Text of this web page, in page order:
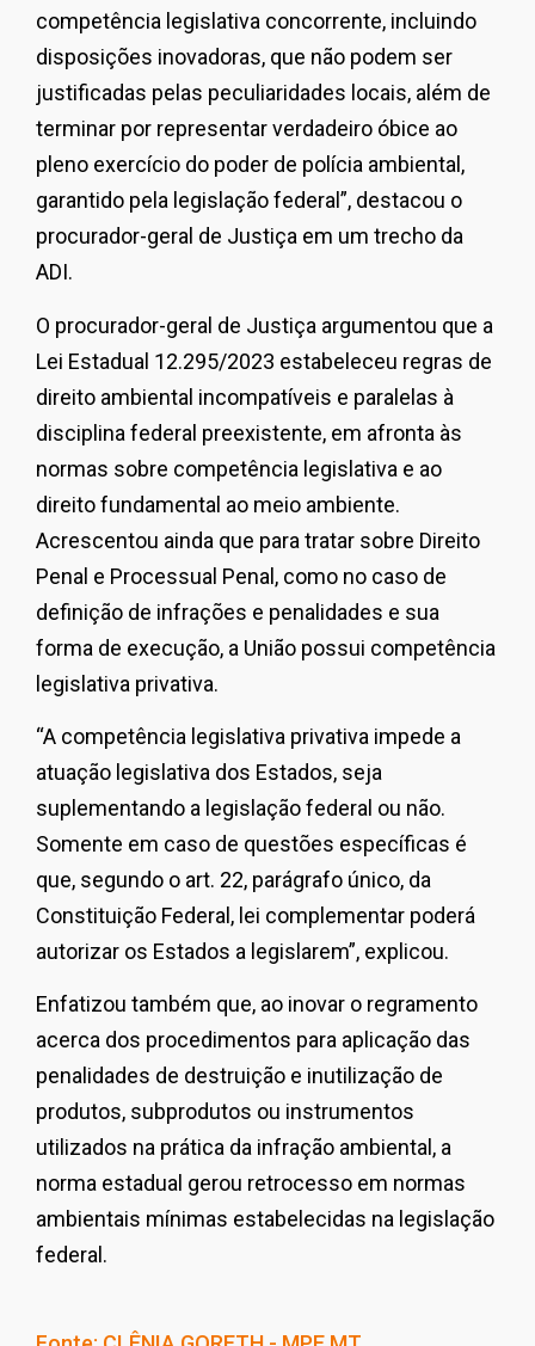
competência legislativa concorrente, incluindo
disposições inovadoras, que não podem ser
justificadas pelas peculiaridades locais, além de
terminar por representar verdadeiro óbice ao
pleno exercício do poder de polícia ambiental,
garantido pela legislação federal”, destacou o
procurador-geral de Justiça em um trecho da
ADI.
O procurador-geral de Justiça argumentou que a
Lei Estadual 12.295/2023 estabeleceu regras de
direito ambiental incompatíveis e paralelas à
disciplina federal preexistente, em afronta às
normas sobre competência legislativa e ao
direito fundamental ao meio ambiente.
Acrescentou ainda que para tratar sobre Direito
Penal e Processual Penal, como no caso de
definição de infrações e penalidades e sua
forma de execução, a União possui competência
legislativa privativa.
“A competência legislativa privativa impede a
atuação legislativa dos Estados, seja
suplementando a legislação federal ou não.
Somente em caso de questões específicas é
que, segundo o art. 22, parágrafo único, da
Constituição Federal, lei complementar poderá
autorizar os Estados a legislarem”, explicou.
Enfatizou também que, ao inovar o regramento
acerca dos procedimentos para aplicação das
penalidades de destruição e inutilização de
produtos, subprodutos ou instrumentos
utilizados na prática da infração ambiental, a
norma estadual gerou retrocesso em normas
ambientais mínimas estabelecidas na legislação
federal.